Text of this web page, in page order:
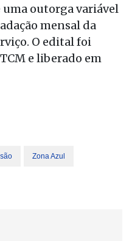
outorga variável
mensal da
O edital foi
e liberado em
Zona Azul